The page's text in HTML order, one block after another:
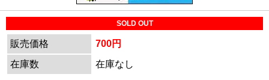
SOLD OUT
販売価格
700円
在庫数
在庫なし